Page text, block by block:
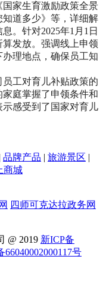
国家生育激励政策全景
道多少》等，详细解
。针对2025年1月1日
发放。强调线上申领
理地点，确保员工知
工对育儿补贴政策的
庭掌握了申领条件和
感受到了国家对育儿
品牌产品 | 旅游景区 |
商城
四师可克达拉政务网
@ 2019 新ICP备
66040002000117号